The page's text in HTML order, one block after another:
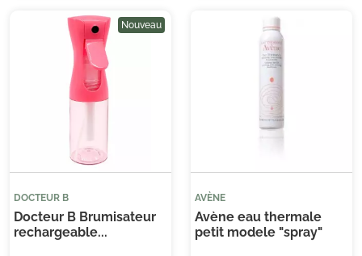
Nouveau
DOCTEUR B
Docteur B Brumisateur
rechargeable...
AVÈNE
Avène eau thermale
petit modele "spray"